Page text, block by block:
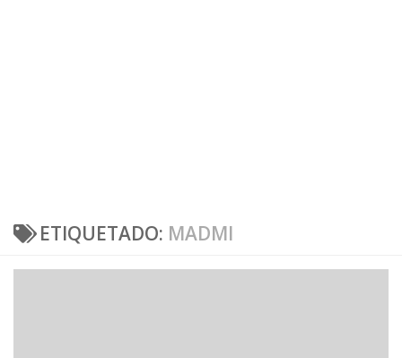
ETIQUETADO: MADMI